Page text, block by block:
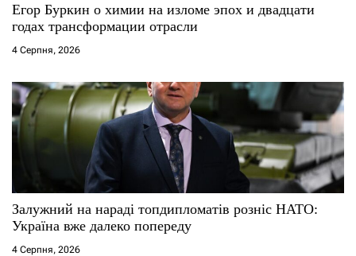
Егор Буркин о химии на изломе эпох и двадцати
годах трансформации отрасли
4 Серпня, 2026
Залужний на нараді топдипломатів розніс НАТО:
Україна вже далеко попереду
4 Серпня, 2026